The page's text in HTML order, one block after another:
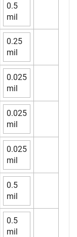
0.5
mil
0.25
mil
0.025
mil
0.025
mil
0.025
mil
0.5
mil
0.5
mil